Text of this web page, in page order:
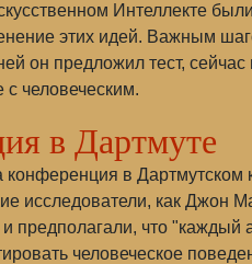
Интеллекте
этих идей. Важным
он предложил тест,
с человеческим.
в Дартмуте
в Дартмутском
исследователи, как Джон
что "каждый
человеческое